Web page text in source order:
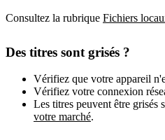
Consultez la rubrique Fichiers
Des titres sont grisés ?
Vérifiez que votre appareil
Vérifiez votre connexion
Les titres peuvent être grisés
votre marché.